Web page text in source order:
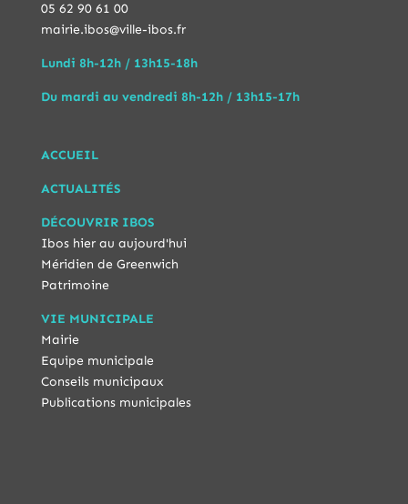
05 62 90 61 00
mairie.ibos@ville-ibos.fr
Lundi 8h-12h / 13h15-18h
Du mardi au vendredi 8h-12h / 13h15-17h
ACCUEIL
ACTUALITÉS
DÉCOUVRIR IBOS
Ibos hier au aujourd'hui
Méridien de Greenwich
Patrimoine
VIE MUNICIPALE
Mairie
Equipe municipale
Conseils municipaux
Publications municipales